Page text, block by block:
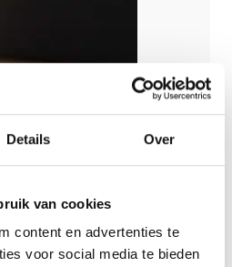
Details Over
van cookies
content en advertenties te
voor social media te bieden